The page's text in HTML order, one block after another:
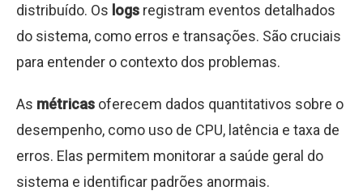
distribuído. Os logs registram eventos detalhados
do sistema, como erros e transações. São cruciais
para entender o contexto dos problemas.
As métricas oferecem dados quantitativos sobre o
desempenho, como uso de CPU, latência e taxa de
erros. Elas permitem monitorar a saúde geral do
sistema e identificar padrões anormais.